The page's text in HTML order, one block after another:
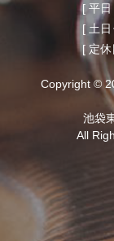
[ 平
[ 土
[ 定
Copyright ©
池袋
All